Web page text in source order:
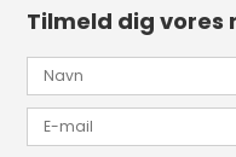
Tilmeld dig vores